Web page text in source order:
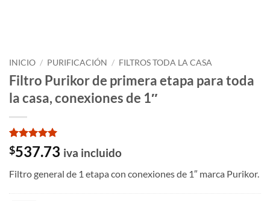
INICIO / PURIFICACIÓN / FILTROS TODA LA CASA
Filtro Purikor de primera etapa para toda
la casa, conexiones de 1″
Valorado
con5de 5
1
valoración
cliente
$537.73 iva incluido
Filtro general de 1 etapa con conexiones de 1″ marca Purikor.